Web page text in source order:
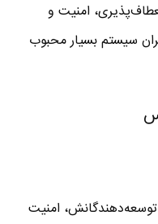
امنیت و
سیستم بسیار محبوب
امنیت